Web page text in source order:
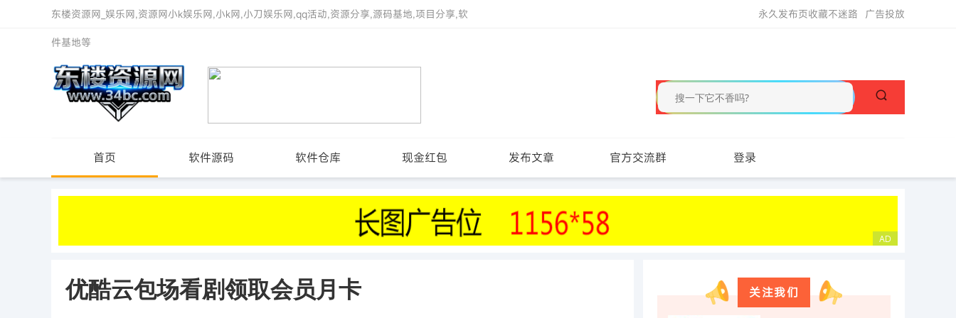
东楼资源网_娱乐网,资源网小k娱乐网,小k网,小刀娱乐网,qq活动,资源分享,源码基地,项目分享,软
件基地等
广告投放
永久发布页收藏不迷路
首页 软件源码 软件仓库 现金红包 发布文章 官方交流群 登录
优酷云包场看剧领取会员月卡 关注我们